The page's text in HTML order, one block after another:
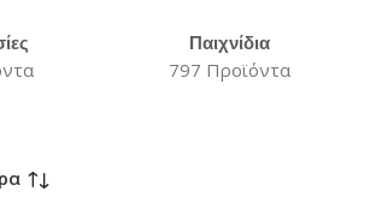
Παιχνίδια
797 Προϊόντα